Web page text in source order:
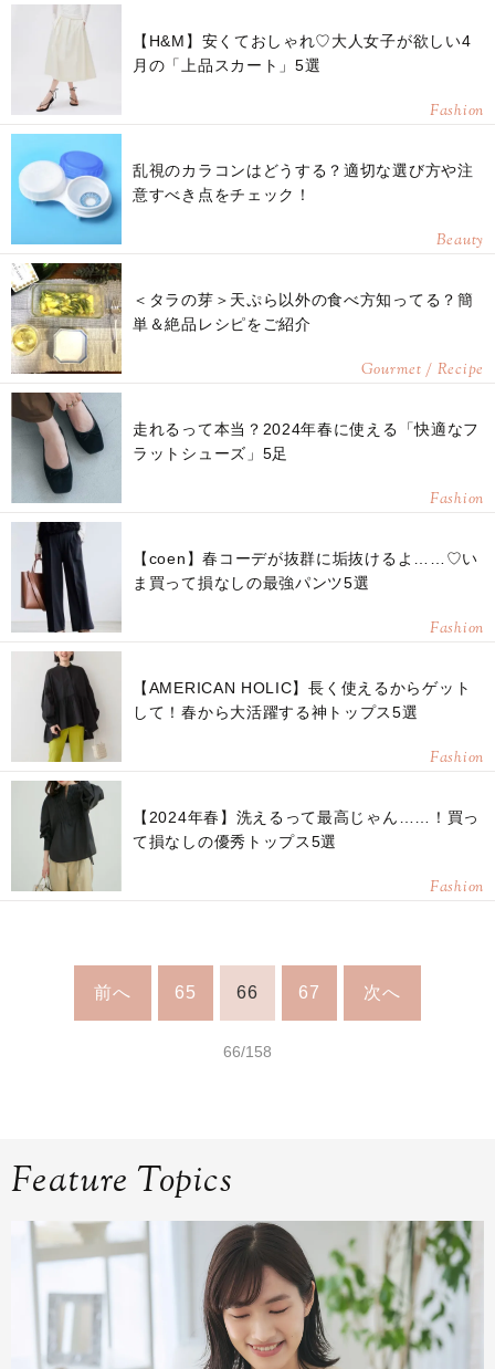
【H&M】安くておしゃれ♡大人女子が欲しい4
月の「上品スカート」5選
Fashion
乱視のカラコンはどうする？適切な選び方や注
意すべき点をチェック！
Beauty
＜タラの芽＞天ぷら以外の食べ方知ってる？簡
単＆絶品レシピをご紹介
Gourmet / Recipe
走れるって本当？2024年春に使える「快適なフ
ラットシューズ」5足
Fashion
【coen】春コーデが抜群に垢抜けるよ……♡い
ま買って損なしの最強パンツ5選
Fashion
【AMERICAN HOLIC】長く使えるからゲット
して！春から大活躍する神トップス5選
Fashion
【2024年春】洗えるって最高じゃん……！買っ
て損なしの優秀トップス5選
Fashion
前へ 65 66 67 次へ
66/158
Feature Topics